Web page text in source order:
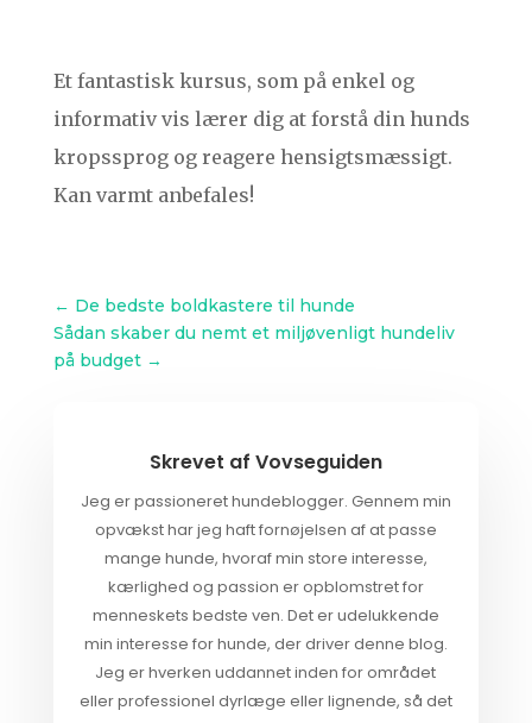
Et fantastisk kursus, som på enkel og
informativ vis lærer dig at forstå din hunds
kropssprog og reagere hensigtsmæssigt.
Kan varmt anbefales!
← De bedste boldkastere til hunde
Sådan skaber du nemt et miljøvenligt hundeliv
på budget→
Skrevet af Vovseguiden
Jeg er passioneret hundeblogger. Gennem min
opvækst har jeg haft fornøjelsen af at passe
mange hunde, hvoraf min store interesse,
kærlighed og passion er opblomstret for
menneskets bedste ven. Det er udelukkende
min interesse for hunde, der driver denne blog.
Jeg er hverken uddannet inden for området
eller professionel dyrlæge eller lignende, så det